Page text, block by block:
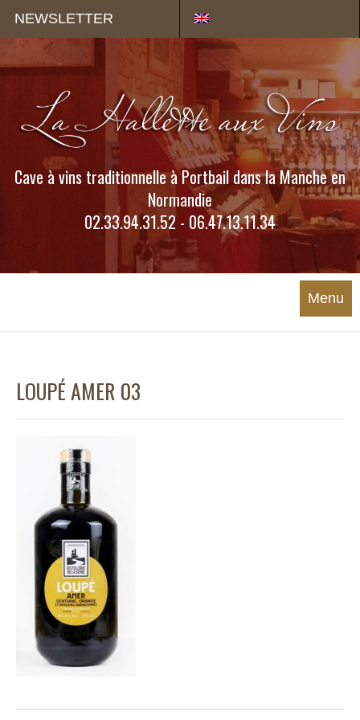
NEWSLETTER
Cave à vins traditionnelle à Portbail dans la Manche en
Normandie
02.33.94.31.52 - 06.47.13.11.34
Menu
LOUPÉ AMER 03
Panneau de gestion des cookies